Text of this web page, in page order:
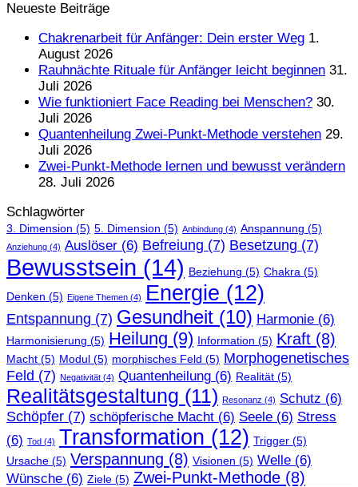
Neueste Beiträge
Chakrenarbeit für Anfänger: Dein erster Weg 1.
August 2026
Rauhnächte Rituale für Anfänger leicht beginnen 31.
Juli 2026
Wie funktioniert Face Reading bei Menschen? 30.
Juli 2026
Quantenheilung Zwei-Punkt-Methode verstehen 29.
Juli 2026
Zwei-Punkt-Methode lernen und bewusst verändern
28. Juli 2026
Schlagwörter
3. Dimension (5) 5. Dimension (5) Anbindung (4) Anspannung (5)
Anziehung (4) Auslöser (6) Befreiung (7) Besetzung (7)
Bewusstsein (14) Beziehung (5) Chakra (5)
Denken (5) Eigene Themen (4) Energie (12)
Entspannung (7) Gesundheit (10) Harmonie (6)
Harmonisierung (5) Heilung (9) Information (5) Kraft (8)
Macht (5) Modul (5) morphisches Feld (5) Morphogenetisches
Feld (7) Negativität (4) Quantenheilung (6) Realität (5)
Realitätsgestaltung (11) Resonanz (4) Schutz (6)
Schöpfer (7) schöpferische Macht (6) Seele (6) Stress
(6) Tod (4) Transformation (12) Trigger (5)
Ursache (5) Verspannung (8) Visionen (5) Welle (6)
Wünsche (6) Ziele (5) Zwei-Punkt-Methode (8)